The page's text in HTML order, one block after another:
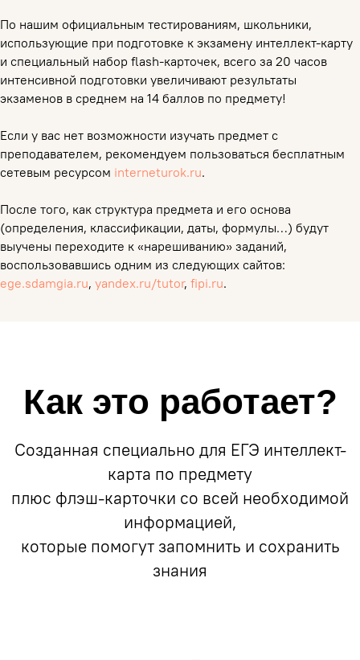
По нашим официальным тестированиям, школьники,
использующие при подготовке к экзамену интеллект-карту
и специальный набор flash-карточек, всего за 20 часов
интенсивной подготовки увеличивают результаты
экзаменов в среднем на 14 баллов по предмету!
Если у вас нет возможности изучать предмет с
преподавателем, рекомендуем пользоваться бесплатным
сетевым ресурсом interneturok.ru.
После того, как структура предмета и его основа
(определения, классификации, даты, формулы…) будут
выучены переходите к «нарешиванию» заданий,
воспользовавшись одним из следующих сайтов:
ege.sdamgia.ru, yandex.ru/tutor, fipi.ru.
Как это работает?
Созданная специально для ЕГЭ интеллект-
карта по предмету
плюс флэш-карточки со всей необходимой
информацией,
которые помогут запомнить и сохранить
знания